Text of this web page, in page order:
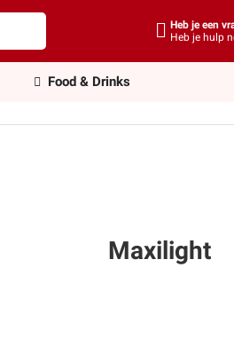
Heb je een
Heb je hulp
Food & Drinks
Maxilight